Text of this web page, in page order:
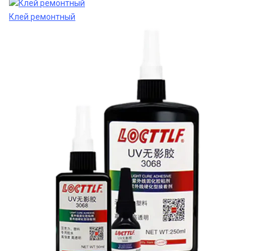
Клей ремонтный